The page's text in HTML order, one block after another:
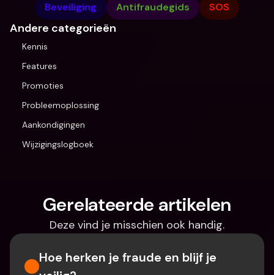
Beveiliging Antifraudegids SOS
Andere categorieën
Kennis
Features
Promoties
Probleemoplossing
Aankondigingen
Wijzigingslogboek
Gerelateerde artikelen
Deze vind je misschien ook handig.
Hoe herken je fraude en blijf je